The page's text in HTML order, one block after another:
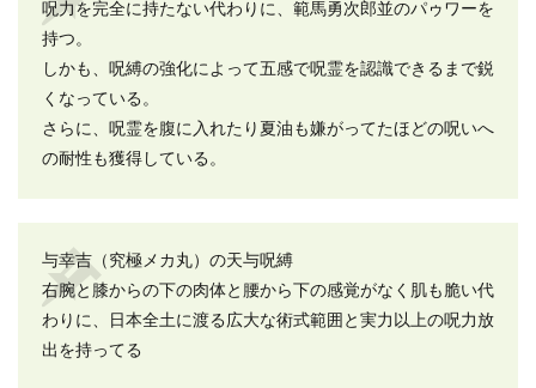
呪力を完全に持たない代わりに、範馬勇次郎並のパゥワーを
持つ。
しかも、呪縛の強化によって五感で呪霊を認識できるまで鋭
くなっている。
さらに、呪霊を腹に入れたり夏油も嫌がってたほどの呪いへ
の耐性も獲得している。
与幸吉（究極メカ丸）の天与呪縛
右腕と膝からの下の肉体と腰から下の感覚がなく肌も脆い代
わりに、日本全土に渡る広大な術式範囲と実力以上の呪力放
出を持ってる